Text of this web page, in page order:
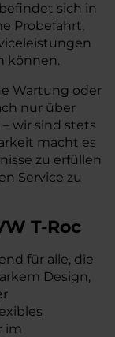
sich in
Probefahrt,
können.
Wartung oder
nur über
wir sind stets
macht es
zu erfüllen
Service zu
T-Roc
für alle, die
Design,
im